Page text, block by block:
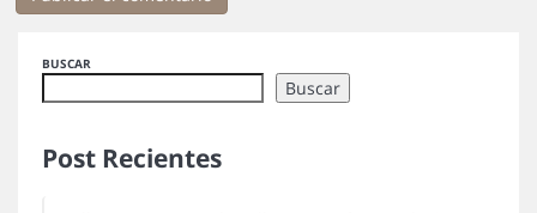
BUSCAR
Buscar
Post Recientes